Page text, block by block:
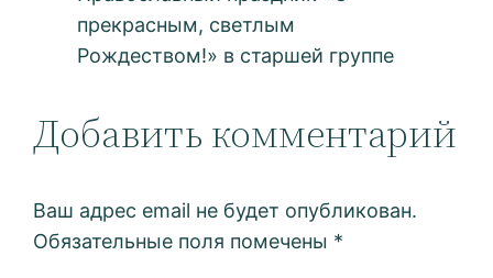
прекрасным, светлым
Рождеством!» в старшей группе
Добавить комментарий
Ваш адрес email не будет опубликован.
Обязательные поля помечены *